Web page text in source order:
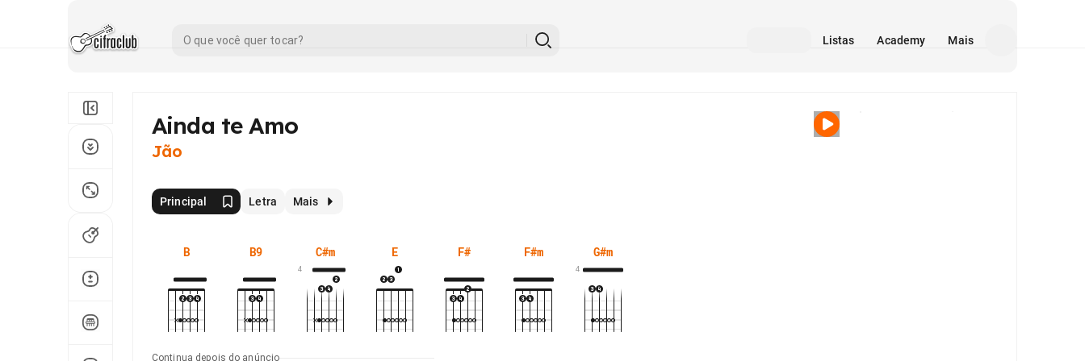
Listas Academy Mais
Ainda te Amo
Jão
Principal Letra Mais
B B9 C#m
4
E F# F#m G#m
4
Continua depois do anúncio